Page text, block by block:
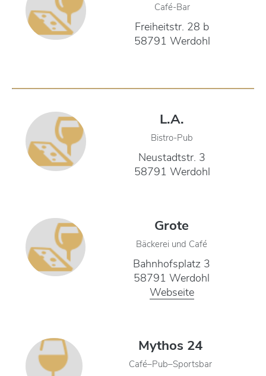
Café-Bar
Freiheitstr. 28 b
58791 Werdohl
L.A.
Bistro-Pub
Neustadtstr. 3
58791 Werdohl
Grote
Bäckerei und Café
Bahnhofsplatz 3
58791 Werdohl
Webseite
Mythos 24
Café–Pub–Sportsbar